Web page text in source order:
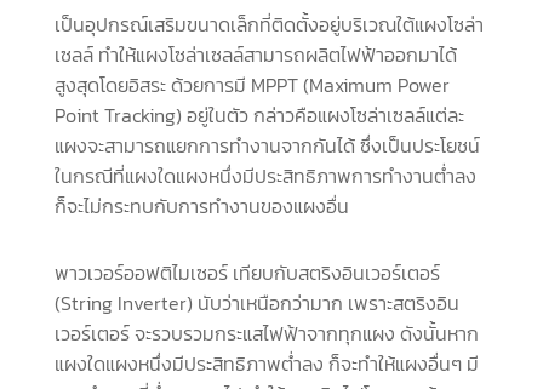
เป็นอุปกรณ์เสริมขนาดเล็กที่ติดตั้งอยู่บริเวณใต้แผงโซล่า
เซลล์ ทำให้แผงโซล่าเซลล์สามารถผลิตไฟฟ้าออกมาได้
สูงสุดโดยอิสระ ด้วยการมี MPPT (Maximum Power
Point Tracking) อยู่ในตัว กล่าวคือแผงโซล่าเซลล์แต่ละ
แผงจะสามารถแยกการทำงานจากกันได้ ซึ่งเป็นประโยชน์
ในกรณีที่แผงใดแผงหนึ่งมีประสิทธิภาพการทำงานต่ำลง
ก็จะไม่กระทบกับการทำงานของแผงอื่น
พาวเวอร์ออฟติไมเซอร์ เทียบกับสตริงอินเวอร์เตอร์
(String Inverter) นับว่าเหนือกว่ามาก เพราะสตริงอิน
เวอร์เตอร์ จะรวบรวมกระแสไฟฟ้าจากทุกแผง ดังนั้นหาก
แผงใดแผงหนึ่งมีประสิทธิภาพต่ำลง ก็จะทำให้แผงอื่นๆ มี